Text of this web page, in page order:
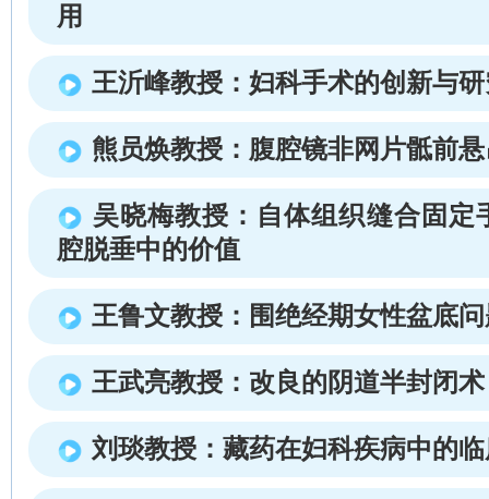
用
王沂峰教授：妇科手术的创新与
熊员焕教授：腹腔镜非网片骶前
吴晓梅教授：自体组织缝合固定
腔脱垂中的价值
王鲁文教授：围绝经期女性盆底
王武亮教授：改良的阴道半封闭术
刘琰教授：藏药在妇科疾病中的